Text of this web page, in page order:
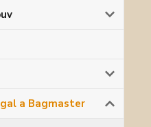
a Bagmaster